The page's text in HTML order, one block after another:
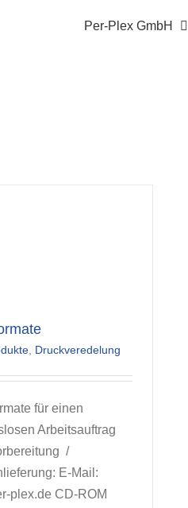
Per-Plex GmbH
, Druckveredelung
für einen
Arbeitsauftrag
/
E-Mail:
plex.de CD-ROM